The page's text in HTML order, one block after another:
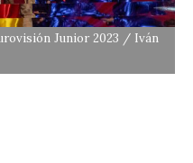
Junior 2023 / Iván